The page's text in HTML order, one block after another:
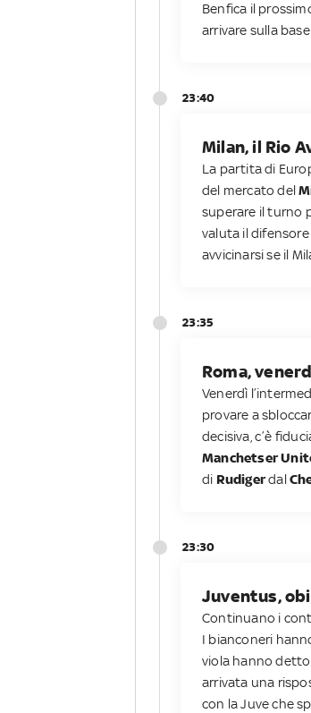
Benfica il
arrivare sulla
23:40
Milan, il Rio
La partita di
del mercato del
superare il turno
valuta il
avvicinarsi se il
23:35
Roma,
Venerdì
provare a
decisiva, c’è
Manchetser
di Rudigerdal
23:30
Juventus,
Continuano i
I bianconeri
viola hanno
arrivata una
con la Juve che